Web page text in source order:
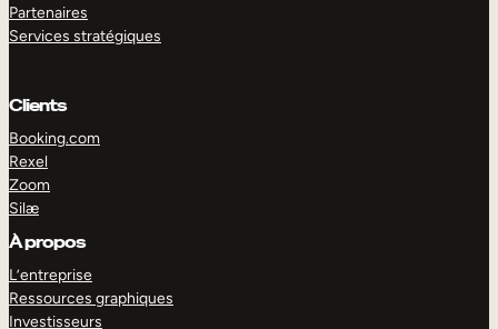
Partenaires
Services stratégiques
Clients
Booking.com
Rexel
Zoom
Silæ
À propos
L’entreprise
Ressources graphiques
Investisseurs